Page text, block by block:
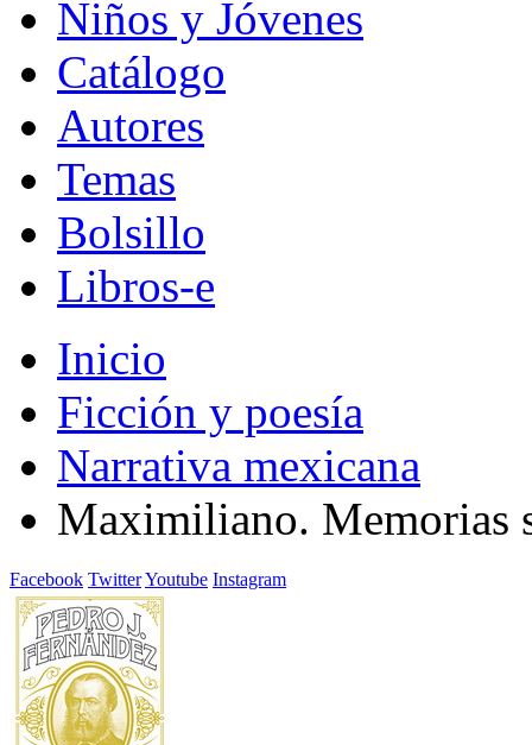
Niños y Jóvenes
Catálogo
Autores
Temas
Bolsillo
Libros-e
Inicio
Ficción y poesía
Narrativa mexicana
Maximiliano. Memorias
Facebook TwitterYoutube Instagram